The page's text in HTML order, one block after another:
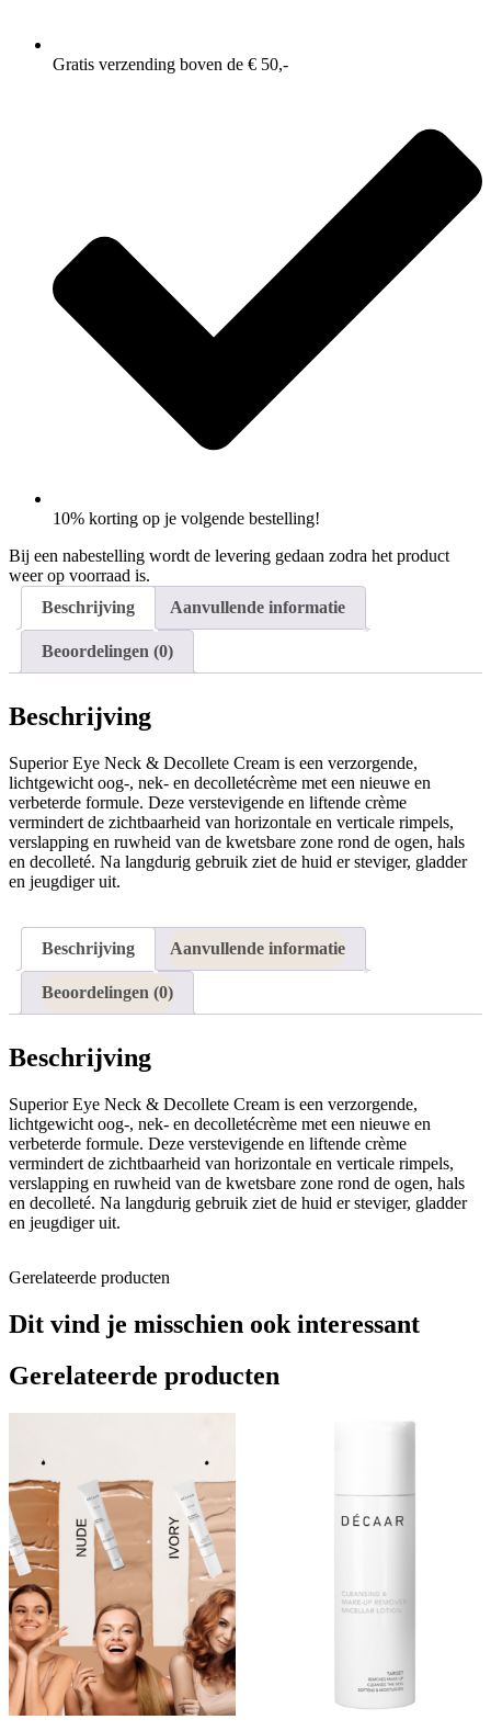
Gratis verzending boven de € 50,-
10% korting op je volgende bestelling!
Bij een nabestelling wordt de levering gedaan zodra het product
weer op voorraad is.
Beschrijving
Aanvullende informatie
Beoordelingen (0)
Beschrijving
Superior Eye Neck & Decollete Cream is een verzorgende,
lichtgewicht oog-, nek- en decolletécrème met een nieuwe en
verbeterde formule. Deze verstevigende en liftende crème
vermindert de zichtbaarheid van horizontale en verticale rimpels,
verslapping en ruwheid van de kwetsbare zone rond de ogen, hals
en decolleté. Na langdurig gebruik ziet de huid er steviger, gladder
en jeugdiger uit.
Beschrijving Aanvullende informatie
Beoordelingen (0)
Beschrijving
Superior Eye Neck & Decollete Cream is een verzorgende,
lichtgewicht oog-, nek- en decolletécrème met een nieuwe en
verbeterde formule. Deze verstevigende en liftende crème
vermindert de zichtbaarheid van horizontale en verticale rimpels,
verslapping en ruwheid van de kwetsbare zone rond de ogen, hals
en decolleté. Na langdurig gebruik ziet de huid er steviger, gladder
en jeugdiger uit.
Gerelateerde producten
Dit vind je misschien ook interessant
Gerelateerde producten